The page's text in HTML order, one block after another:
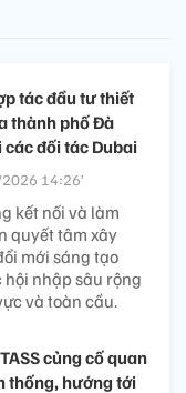
hệ
tác đa
số
hai cơ quan
vực trọng tâm,
rộng sang
AI...